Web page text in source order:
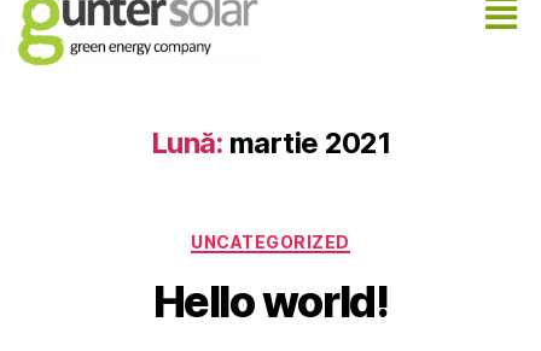
Lună: martie 2021
UNCATEGORIZED
Hello world!